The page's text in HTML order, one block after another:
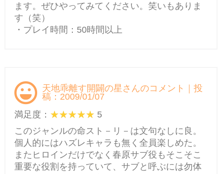
ます。ぜひやってみてください。笑いもありま
す（笑）
・プレイ時間：50時間以上
天地乖離す開闢の星さんのコメント｜投
稿：2009/01/07
満足度：
5
このジャンルの命スト－リ－は文句なしに良。
個人的にはハズレキャラも無く全員楽しめた。
またヒロインだけでなく春原サブ役もそこそこ
重要な役割を持っていて、サブと呼ぶには勿体